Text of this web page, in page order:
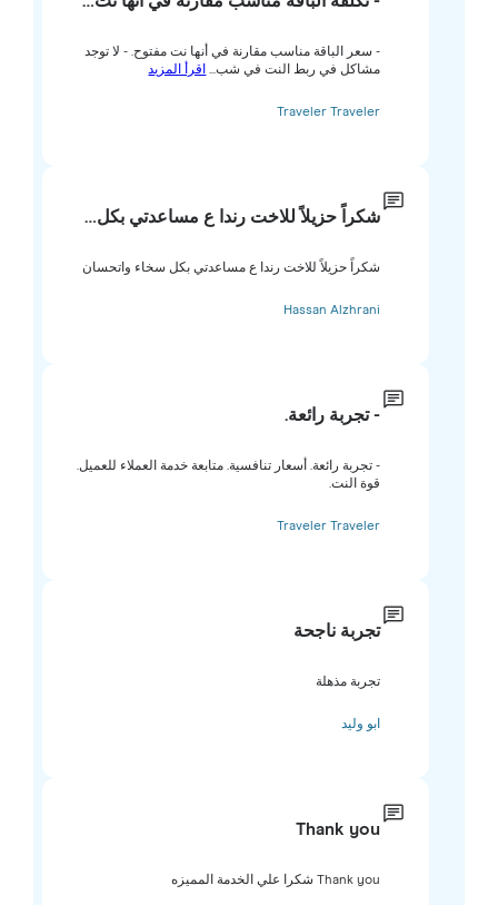
- سعر الباقة مناسب مقارنة في أنها نت مفتوح. - لا توجد
مشاكل في ربط النت في شب...اقرأ المزيد
Traveler Traveler
شكراً حزيلاً للاخت رندا ع مساعدتي بكل…
شكراً حزيلاً للاخت رندا ع مساعدتي بكل سخاء واتحسان
Hassan Alzhrani
- تجربة رائعة.
- تجربة رائعة. أسعار تنافسية. متابعة خدمة العملاء للعميل.
قوة النت.
Traveler Traveler
تجربة ناجحة
تجربة مذهلة
Thank you
Thank you شكرا علي الخدمة المميزه